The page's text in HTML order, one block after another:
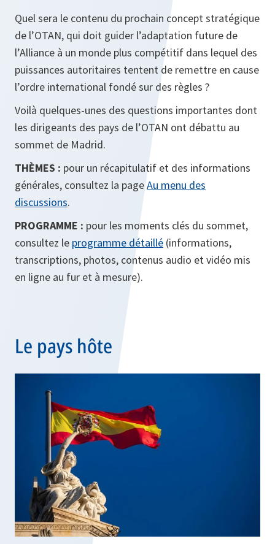
Quel sera le contenu du prochain concept stratégique
de l’OTAN, qui doit guider l’adaptation future de
l’Alliance à un monde plus compétitif dans lequel des
puissances autoritaires tentent de remettre en cause
l’ordre international fondé sur des règles ?
Voilà quelques-unes des questions importantes dont
les dirigeants des pays de l’OTAN ont débattu au
sommet de Madrid.
THÈMES : pour un récapitulatif et des informations
générales, consultez la pageAu menu des
discussions.
PROGRAMME : pour les moments clés du sommet,
consultez le programme détaillé (informations,
transcriptions, photos, contenus audio et vidéo mis
en ligne au fur et à mesure).
Le pays hôte